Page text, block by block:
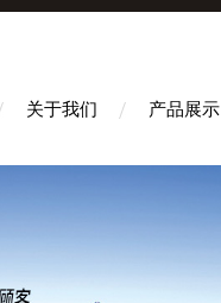
关于我们 产品展示